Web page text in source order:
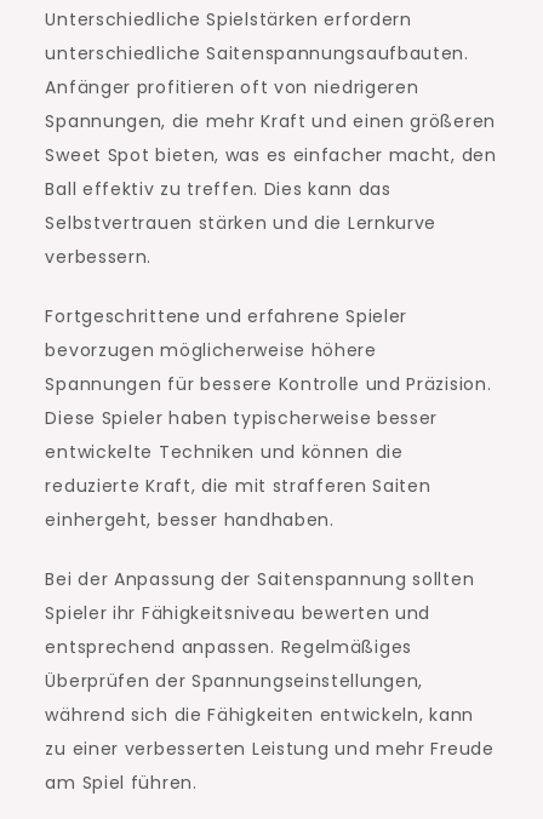
Unterschiedliche Spielstärken erfordern
unterschiedliche Saitenspannungsaufbauten.
Anfänger profitieren oft von niedrigeren
Spannungen, die mehr Kraft und einen größeren
Sweet Spot bieten, was es einfacher macht, den
Ball effektiv zu treffen. Dies kann das
Selbstvertrauen stärken und die Lernkurve
verbessern.
Fortgeschrittene und erfahrene Spieler
bevorzugen möglicherweise höhere
Spannungen für bessere Kontrolle und Präzision.
Diese Spieler haben typischerweise besser
entwickelte Techniken und können die
reduzierte Kraft, die mit strafferen Saiten
einhergeht, besser handhaben.
Bei der Anpassung der Saitenspannung sollten
Spieler ihr Fähigkeitsniveau bewerten und
entsprechend anpassen. Regelmäßiges
Überprüfen der Spannungseinstellungen,
während sich die Fähigkeiten entwickeln, kann
zu einer verbesserten Leistung und mehr Freude
am Spiel führen.